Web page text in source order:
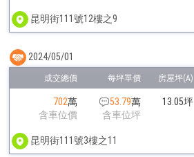
昆明街111號12樓之9
702萬
含車位價
53.79萬
含車位坪
13.05坪
昆明街111號3樓之11
2024/05/01